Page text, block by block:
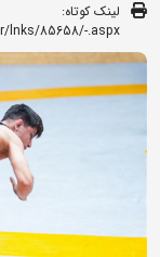
لینک کوتاه:
lnks/85658/-.aspx